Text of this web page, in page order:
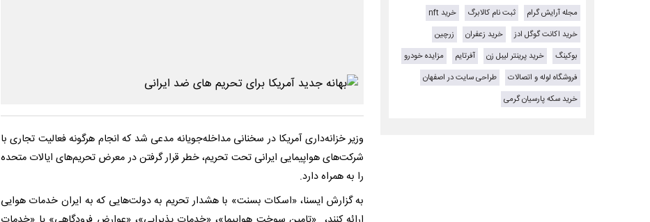
وزیر خزانه‌داری آمریکا در سخنانی مداخله‌جویانه مدعی شد که انجام هرگونه فعالیت تجاری با
شرکت‌های هواپیمایی ایرانی تحت تحریم، خطر قرار گرفتن در معرض تحریم‌های ایالات متحده
را به همراه دارد.
به گزارش ایسنا، «اسکات بسنت» با هشدار تحریم به دولت‌هایی که به ایران خدمات هوایی
مجله آرایش گرام
ثبت نام کالابرگ
خرید nft
خرید اکانت گوگل ادز
خرید زعفران
زرچین
بوکینگ
خرید پرینتر لیبل زن آفرتایم
مزایده خودرو
فروشگاه لوله و اتصالات
طراحی سایت در اصفهان
خرید سکه پارسیان گرمی